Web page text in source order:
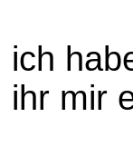
ich
ihr mir